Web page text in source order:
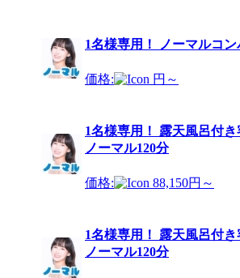
1名様専用！ ノーマルコ
価格: 円～
1名様専用！ 露天風呂付
ノーマル120分
価格: 88,150円～
1名様専用！ 露天風呂付
ノーマル120分